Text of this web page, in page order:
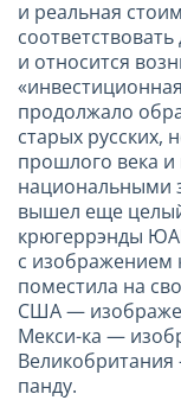
и реальная
и относится
продолжало
старых русских,
прошлого века
национальными
вышел еще
крюгеррэнды
с изображением
поместила на
США —
Мекси-ка —
панду.